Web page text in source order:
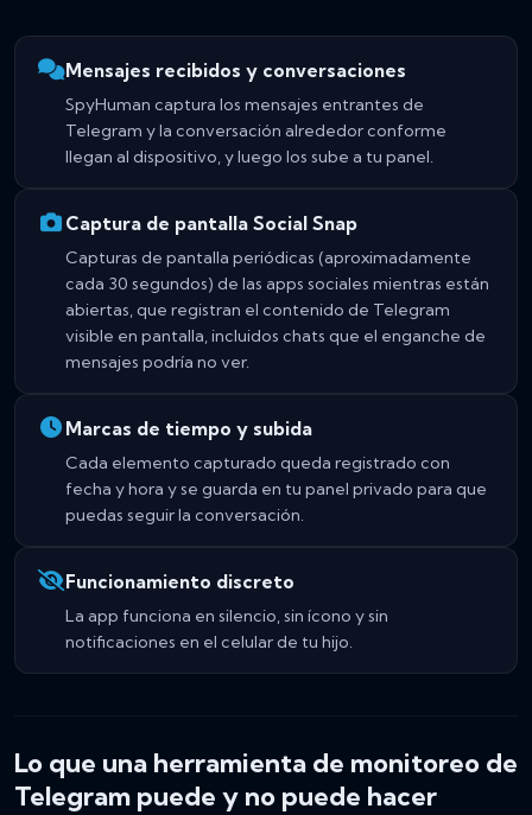
Mensajes recibidos y conversaciones
SpyHuman captura los mensajes entrantes de
Telegram y la conversación alrededor conforme
llegan al dispositivo, y luego los sube a tu panel.
Captura de pantalla Social Snap
Capturas de pantalla periódicas (aproximadamente
cada 30 segundos) de las apps sociales mientras están
abiertas, que registran el contenido de Telegram
visible en pantalla, incluidos chats que el enganche de
mensajes podría no ver.
Marcas de tiempo y subida
Cada elemento capturado queda registrado con
fecha y hora y se guarda en tu panel privado para que
puedas seguir la conversación.
Funcionamiento discreto
La app funciona en silencio, sin ícono y sin
notificaciones en el celular de tu hijo.
Lo que una herramienta de monitoreo de
Telegram puede y no puede hacer